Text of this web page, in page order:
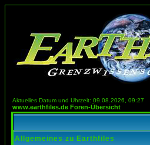
Aktuelles Datum und Uhrzeit: 09.08.2026, 09:27
www.earthfiles.de Foren-Übersicht
Allgemeines zu Earthfiles